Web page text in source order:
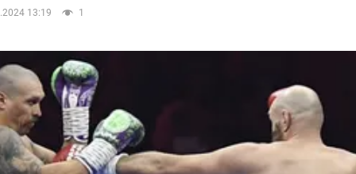
Ukrainie
13:19
1